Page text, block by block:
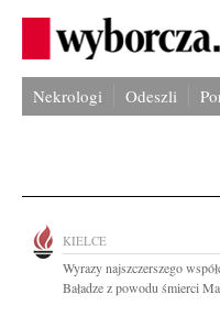
Nekrologi Odeszli
KIELCE
Wyrazy najszczerszego
Baładze z powodu śmierci